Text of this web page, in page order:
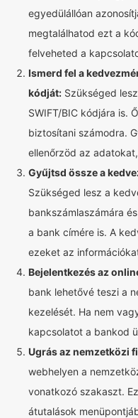
egyedülállóan
megtalálhatod ezt a
felveheted a
Ismerd fel a
kódját: Szükséged
SWIFT/BIC kódjára is.
biztosítani számodra.
ellenőrzöd az
Gyűjtsd össze a
Szükséged lesz a
bankszámlaszámára
a bank címére is. A
ezeket az
Bejelentkezés az
bank lehetővé teszi a
kezelését. Ha nem
kapcsolatot a bankod
Ugrás az nemzetközi
webhelyen a
vonatkozó szakaszt.
átutalások